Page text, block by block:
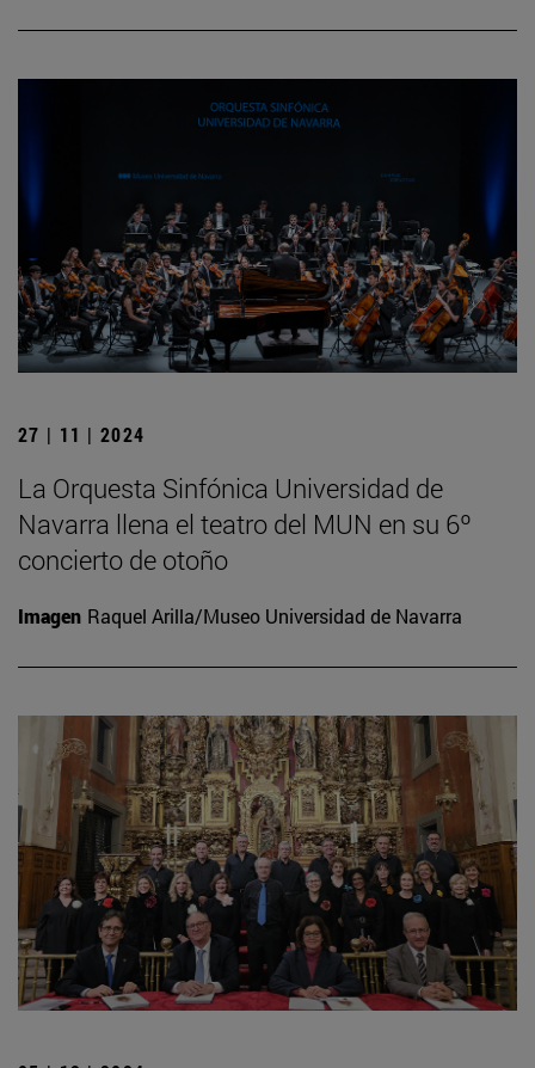
27 | 11 | 2024
La Orquesta Sinfónica Universidad de
Navarra llena el teatro del MUN en su 6º
concierto de otoño
Imagen Raquel Arilla/Museo Universidad de Navarra